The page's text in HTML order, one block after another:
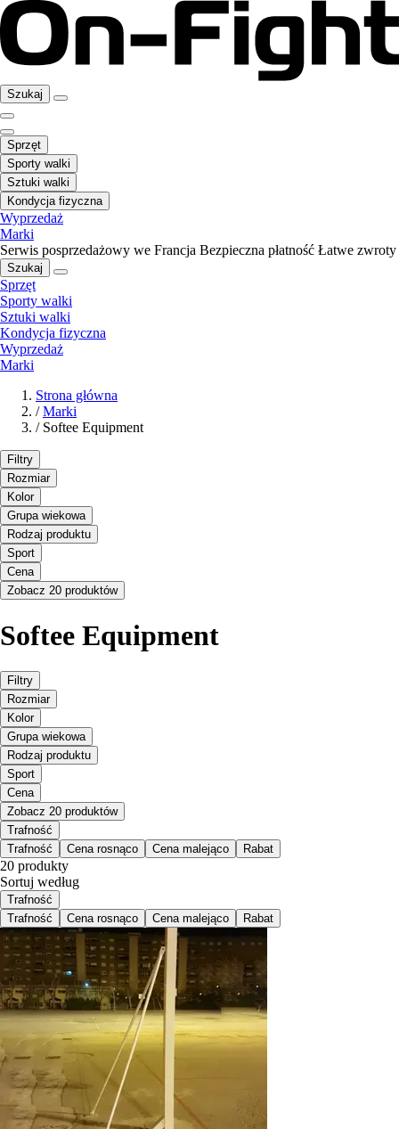
Szukaj
Sprzęt
Sporty walki
Sztuki walki
Kondycja fizyczna
Wyprzedaż
Marki
Serwis posprzedażowy we Francja Bezpieczna płatność Łatwe zwroty
Szukaj
Sprzęt
Sporty walki
Sztuki walki
Kondycja fizyczna
Wyprzedaż
Marki
Strona główna
/ Marki
/ Softee Equipment
Filtry
Rozmiar
Kolor
Grupa wiekowa
Rodzaj produktu
Sport
Cena
Zobacz 20 produktów
Softee Equipment
Filtry
Rozmiar
Kolor
Grupa wiekowa
Rodzaj produktu
Sport
Cena
Zobacz 20 produktów
Trafność
Trafność
Cena rosnąco Cena malejąco Rabat
20 produkty
Sortuj według
Trafność
Trafność
Cena rosnąco Cena malejąco Rabat